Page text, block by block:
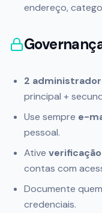
endereço,
2
principal +
Use sempre e-
pessoal.
Ative
contas com
Documente
credenciais.